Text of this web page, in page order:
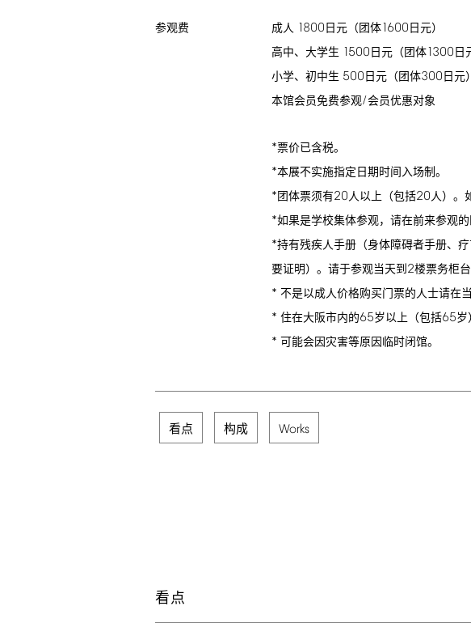
参观费 成人 1800 日元（团体1600 日元）
高中、大学生 1500 日元（团体1300 日
小学、初中生 500 日元（团体300 日元）
本馆会员免费参观/会员优惠对象
*票价已含税。
*本展不实施指定日期时间入场制。
*团体票须有20人以上（包括20人）。
*如果是学校集体参观，请在前来参观
*持有残疾人手册（身体障碍者手册、
要证明）。请于参观当天到2楼票务柜
* 不是以成人价格购买门票的人士请在
* 住在大阪市内的65岁以上（包括65岁
* 可能会因灾害等原因临时闭馆。
看点 构成 Works
看点